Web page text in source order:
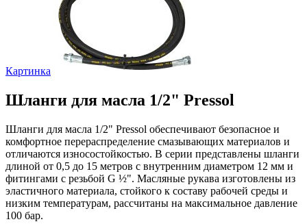
Картинка
Шланги для масла 1/2" Pressol
Шланги для масла 1/2" Pressol обеспечивают безопасное и
комфортное перераспределение смазывающих материалов и
отличаются износостойкостью. В серии представлены шланги
длиной от 0,5 до 15 метров с внутренним диаметром 12 мм и
фитингами с резьбой G ½". Масляные рукава изготовлены из
эластичного материала, стойкого к составу рабочей среды и
низким температурам, рассчитаны на максимальное давление
100 бар.